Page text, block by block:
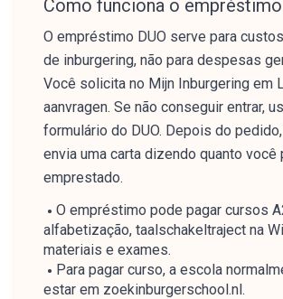
Como funciona o empréstimo
O empréstimo DUO serve para
de inburgering, não para despesas
Você solicita no Mijn Inburgering em
aanvragen. Se não conseguir entrar,
formulário do DUO. Depois do pedido,
envia uma carta dizendo quanto você
emprestado.
O empréstimo pode pagar cursos
alfabetização, taalschakeltraject na
materiais e exames.
Para pagar curso, a escola
estar em zoekinburgerschool.nl.